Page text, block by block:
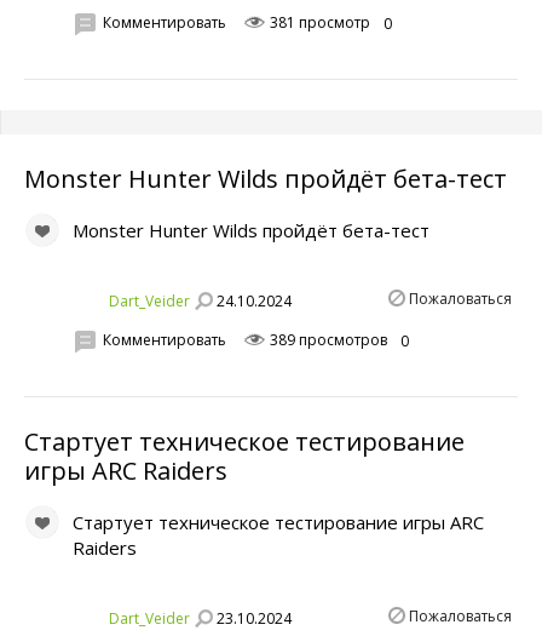
Комментировать 381 просмотр 0
Monster Hunter Wilds пройдёт бета-тест
Monster Hunter Wilds пройдёт бета-тест
Dart_Veider 24.10.2024 Пожаловаться
Комментировать 389 просмотров 0
Стартует техническое тестирование
игры ARC Raiders
Стартует техническое тестирование игры ARC
Raiders
Dart_Veider 23.10.2024 Пожаловаться